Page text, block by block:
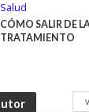
Salud
CÓMO SALIR DE
TRATAMIENTO